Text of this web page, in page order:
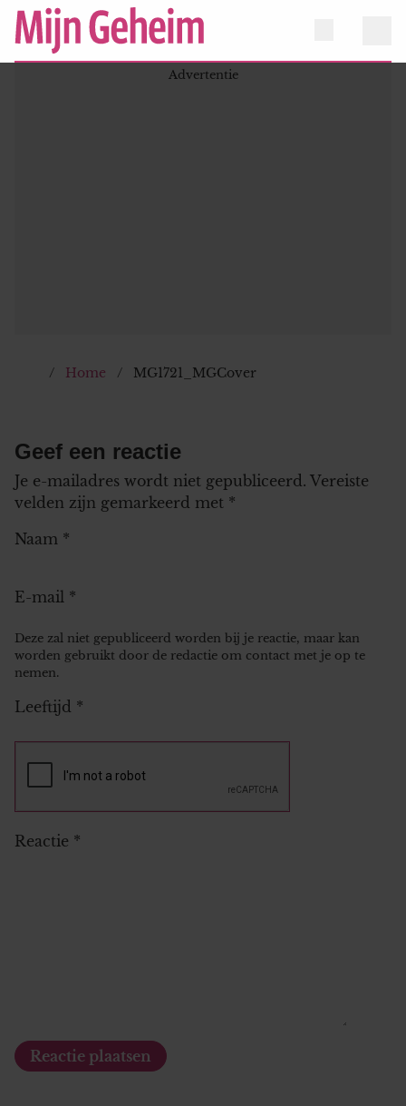
Home MG1721_MGCover
Geef een reactie
Je e-mailadres wordt niet gepubliceerd. Vereiste
velden zijn gemarkeerd met *
Naam *
E-mail *
Deze zal niet gepubliceerd worden bij je reactie, maar kan
worden gebruikt door de redactie om contact met je op te
nemen.
Leeftijd *
Reactie *